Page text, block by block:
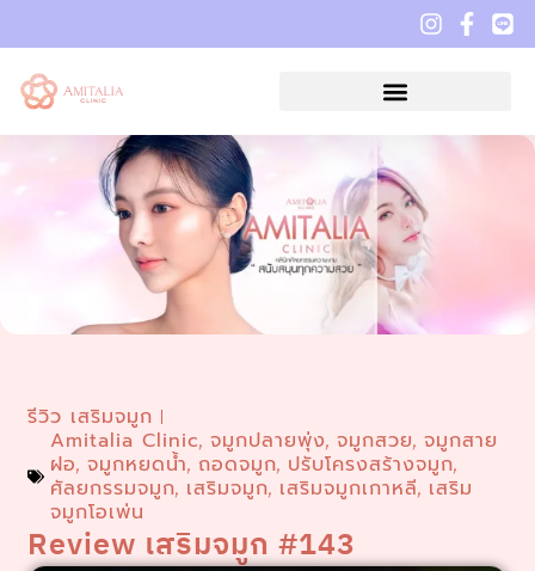
รีวิว เสริมจมูก
Amitalia Clinic,จมูกปลายพุ่ง,จมูกสวย,จมูกสาย
ฝอ,จมูกหยดน้ำ, ถอดจมูก, ปรับโครงสร้างจมูก,
ศัลยกรรมจมูก, เสริมจมูก, เสริมจมูกเกาหลี, เสริม
จมูกโอเพ่น
Review เสริมจมูก #143